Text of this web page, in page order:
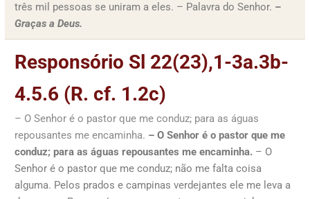
três mil pessoas se uniram a eles. – Palavra do Senhor. –
Graças a Deus.
Responsório Sl 22(23),1-3a.3b-
4.5.6 (R. cf. 1.2c)
– O Senhor é o pastor que me conduz; para as águas
repousantes me encaminha. – O Senhor é o pastor que me
conduz; para as águas repousantes me encaminha. – O
Senhor é o pastor que me conduz; não me falta coisa
alguma. Pelos prados e campinas verdejantes ele me leva a